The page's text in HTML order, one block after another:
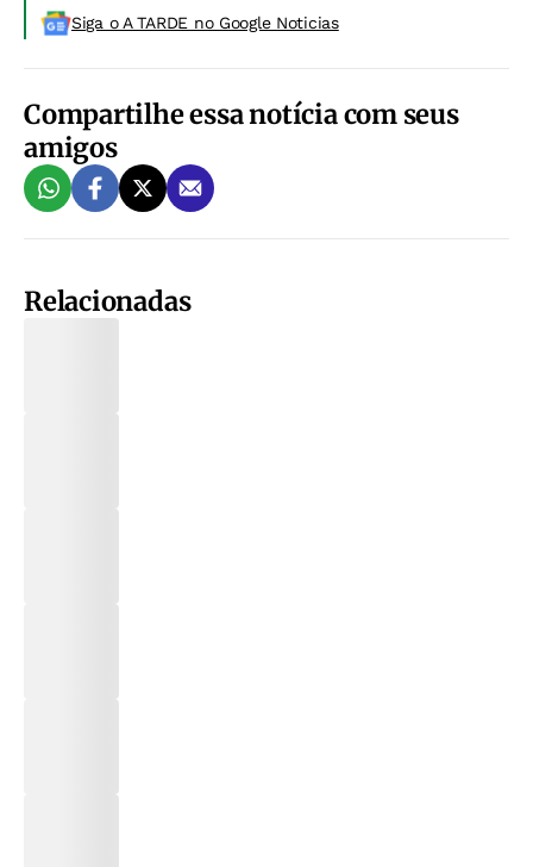
Siga o A TARDE no Google Noticias
Compartilhe essa notícia com seus
amigos
Relacionadas